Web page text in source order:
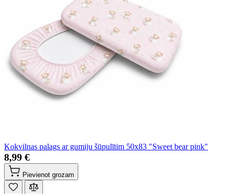
Kokvilnas palags ar gumiju šūpulītim 50x83 "Sweet bear pink"
8,99 €
Pievienot grozam